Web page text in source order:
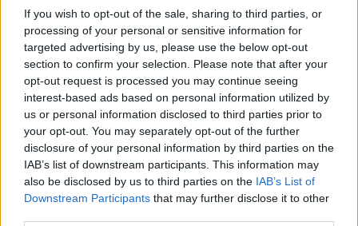
If you wish to opt-out of the sale, sharing to third parties, or
processing of your personal or sensitive information for
targeted advertising by us, please use the below opt-out
section to confirm your selection. Please note that after your
opt-out request is processed you may continue seeing
interest-based ads based on personal information utilized by
us or personal information disclosed to third parties prior to
your opt-out. You may separately opt-out of the further
disclosure of your personal information by third parties on the
IAB’s list of downstream participants. This information may
also be disclosed by us to third parties on the IAB’s List of
Downstream Participants that may further disclose it to other